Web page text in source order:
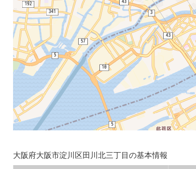
大阪府大阪市淀川区田川北三丁目の基本情報